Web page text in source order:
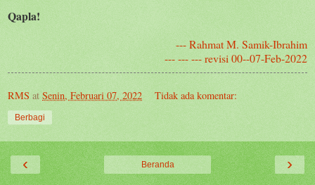
Qapla!
--- Rahmat M. Samik-Ibrahim
--- --- --- revisi 00--07-Feb-2022
RMS at Senin, Februari 07, 2022 Tidak ada komentar:
Berbagi
‹ ›
Beranda